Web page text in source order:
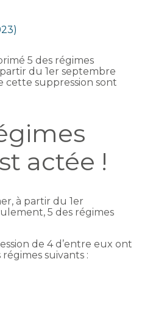
5 des régimes
du 1er septembre
cette suppression sont
actée !
à partir du 1er
5 des régimes
de 4 d’entre eux ont
suivants :